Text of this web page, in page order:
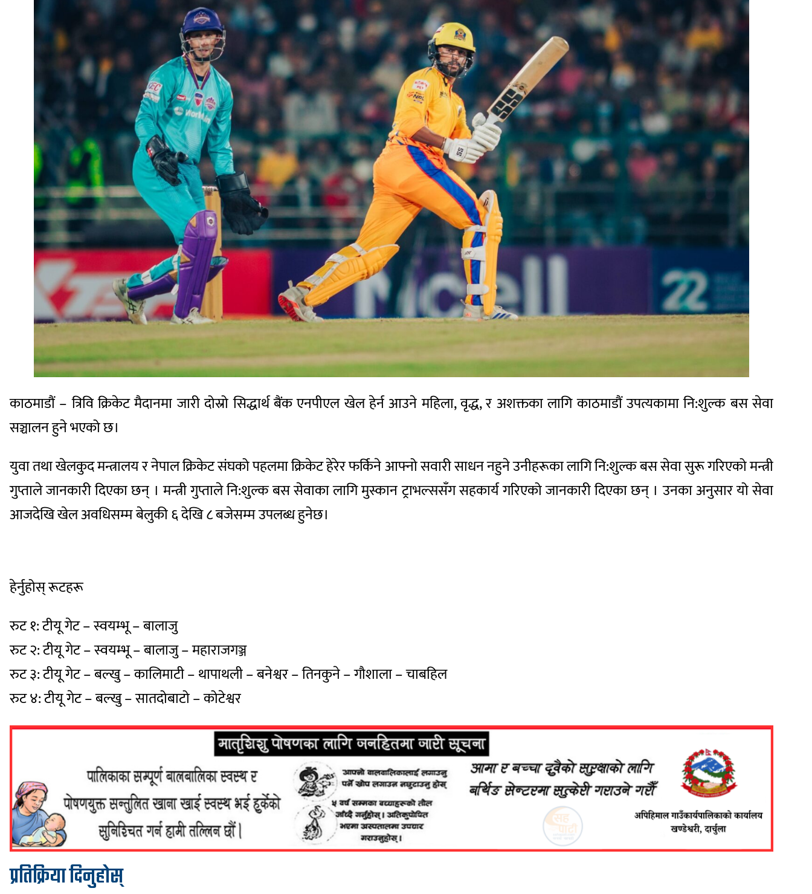
काठमाडौं – त्रिवि क्रिकेट मैदानमा जारी दोस्रो सिद्धार्थ बैंक एनपीएल खेल हेर्न आउने महिला, वृद्ध, र अशक्तका लागि काठमाडौं उपत्यकामा नि:शुल्क बस सेवा
सञ्चालन हुने भएको छ।
युवा तथा खेलकुद मन्त्रालय र नेपाल क्रिकेट संघको पहलमा क्रिकेट हेरेर फर्किने आफ्नो सवारी साधन नहुने उनीहरूका लागि नि:शुल्क बस सेवा सुरू गरिएको मन्त्री
गुप्ताले जानकारी दिएका छन् । मन्त्री गुप्ताले नि:शुल्क बस सेवाका लागि मुस्कान ट्राभल्ससँग सहकार्य गरिएको जानकारी दिएका छन् । उनका अनुसार यो सेवा
आजदेखि खेल अवधिसम्म बेलुकी ६ देखि ८ बजेसम्म उपलब्ध हुनेछ।
हेर्नुहोस् रूटहरू
रुट १: टीयू गेट – स्वयम्भू – बालाजु
रुट २: टीयू गेट – स्वयम्भू – बालाजु – महाराजगञ्ज
रुट ३: टीयू गेट – बल्खु – कालिमाटी – थापाथली – बनेश्वर – तिनकुने – गौशाला – चाबहिल
रुट ४: टीयू गेट – बल्खु – सातदोबाटो – कोटेश्वर
प्रतिक्रिया दिनुहोस्